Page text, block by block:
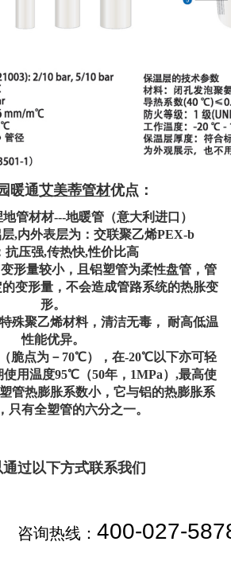
暖通艾美蒂管材优点：
管材材---地暖管（意大利进口）
,内外表层为：交联聚乙烯PEX-b
抗压强,传热快,性价比高
形量较小，且铝塑管为柔性盘管，管
变形量，不会造成管路系统的热胀变
形。
殊聚乙烯材料，清洁无毒， 耐高低温
性能优异。
脆点为－70℃），在-20℃以下亦可轻
用温度95℃（50年，1MPa）,最高使
管热膨胀系数小，它与铝的热膨胀系
只有全塑管的六分之一。
过以下方式联系我们